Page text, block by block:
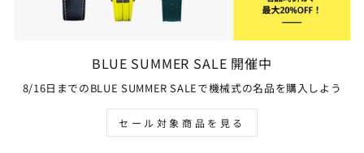
BLUE SUMMER SALE 開催中
8/16日までのBLUE SUMMER SALEで機械式の名品を購入しよう
セール対象商品を見る